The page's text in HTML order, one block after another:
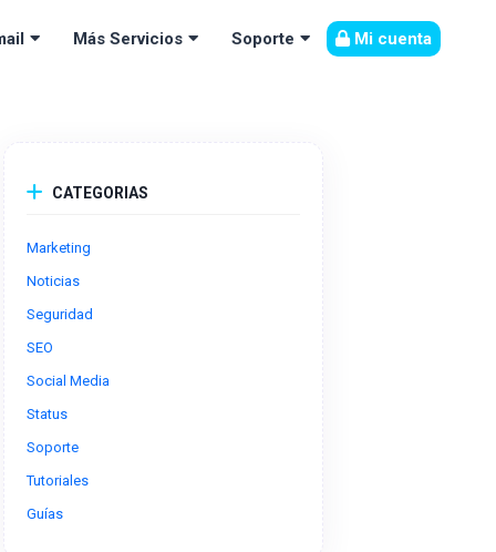
Más Servicios Soporte Mi cuenta
CATEGORIAS
Marketing
Noticias
Seguridad
SEO
Social Media
Status
Soporte
Tutoriales
Guías